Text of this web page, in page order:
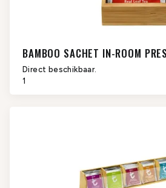
BAMBOO SACHET IN-ROOM
Direct beschikbaar.
1